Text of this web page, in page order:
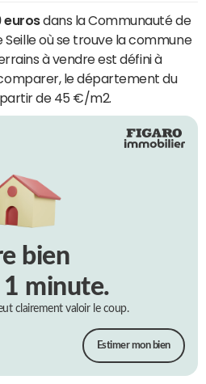
eurosdans la Communauté de
où se trouve la commune
à vendre est défini à
le département du
de 45 €/m2.
bien
1 minute.
clairement valoir le coup.
Estimer mon bien